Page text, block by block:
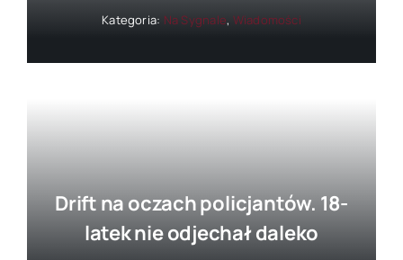
Kategoria: Na Sygnale, Wiadomości
Drift na oczach policjantów. 18-
latek nie odjechał daleko